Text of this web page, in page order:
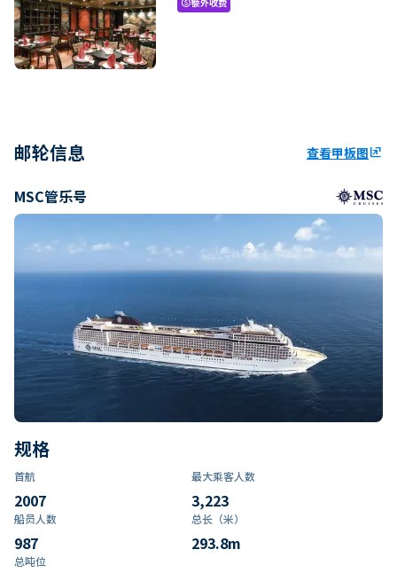
paid
邮轮信息 查看甲板图ungroup
MSC管乐号
规格
首航
2007
最大乘客人数
3,223
船员人数
987
总长（米）
293.8m
总吨位